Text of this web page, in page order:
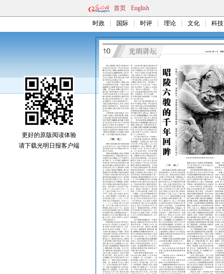
首页 English
时政 国际 时评 理论 文化 科技
更好的原版阅读体验
请下载光明日报客户端